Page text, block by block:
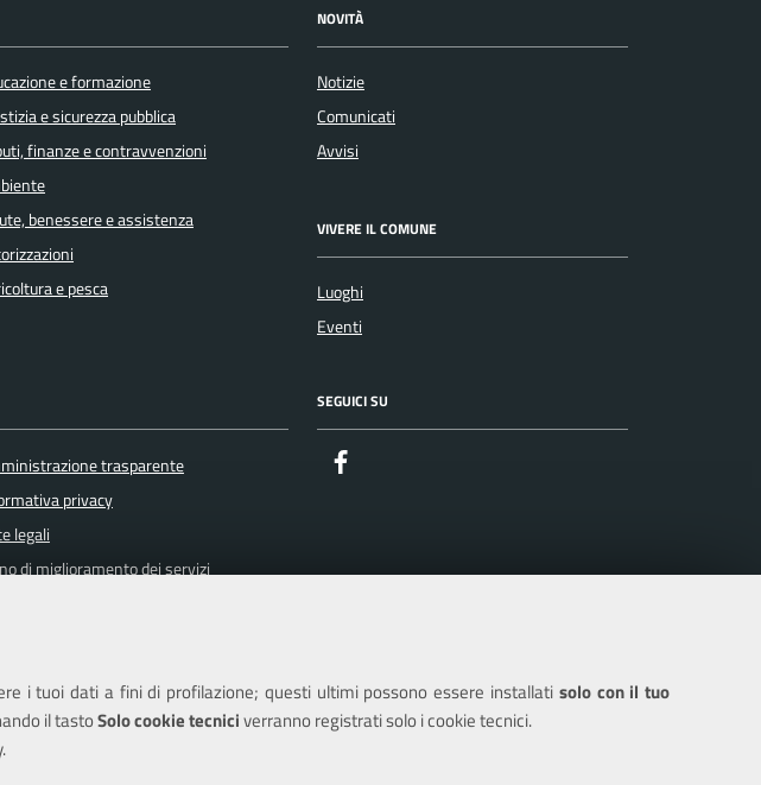
i tuoi dati a fini di profilazione; questi ultimi possono essere installati solo con il tuo
il tastoSolo cookie tecniciverranno registrati solo i cookie tecnici.
.
e formazione
e sicurezza pubblica
finanze e contravvenzioni
benessere e assistenza
e pesca
NOVITÀ
Notizie
Comunicati
Avvisi
VIVERE IL COMUNE
Luoghi
Eventi
trasparente
privacy
legali
di miglioramento dei servizi
SEGUICI SU